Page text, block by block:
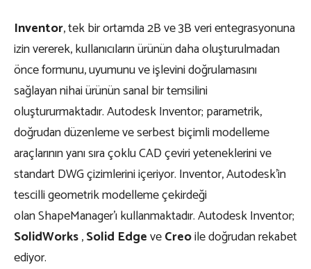
Inventor, tek bir ortamda 2B ve 3B veri entegrasyonuna
izin vererek, kullanıcıların ürünün daha oluşturulmadan
önce formunu, uyumunu ve işlevini doğrulamasını
sağlayan nihai ürünün sanal bir temsilini
oluştururmaktadır. Autodesk Inventor; parametrik,
doğrudan düzenleme ve serbest biçimli modelleme
araçlarının yanı sıra çoklu CAD çeviri yeteneklerini ve
standart DWG çizimlerini içeriyor. Inventor, Autodesk’in
tescilli geometrik modelleme çekirdeği
olan ShapeManager’ı kullanmaktadır. Autodesk Inventor;
SolidWorks,Solid EdgeveCreoile doğrudan rekabet
ediyor.